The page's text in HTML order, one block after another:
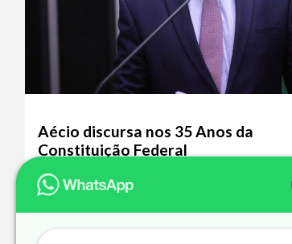
Aécio discursa nos 35 Anos da
Constituição Federal
Leia mais >>